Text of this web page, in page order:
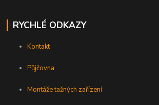
RYCHLÉ ODKAZY
Kontakt
Půjčovna
Montáže tažných zařízení